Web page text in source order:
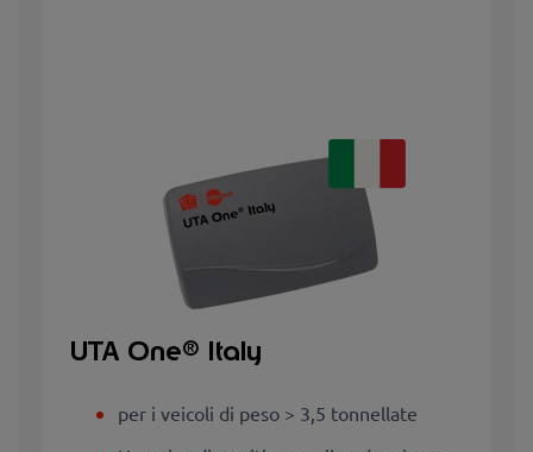
UTA One® Italy
per i veicoli di peso > 3,5 tonnellate